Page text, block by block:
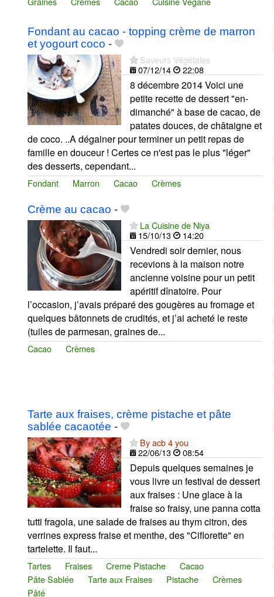
Fondant au cacao - topping crème de marron
et yogourt coco -
Saveurs Végétales
07/12/14
22:08
8 décembre 2014 Voici une
petite recette de dessert "en-
dimanché" à base de cacao, de
patates douces, de châtaigne et
de coco. ..A dégainer pour terminer un petit repas de
famille en douceur ! Certes ce n'est pas le plus "léger"
des desserts, cependant...
Fondant Marron Cacao Crèmes
Crème au cacao -
La Cuisine de Niya
15/10/13
14:20
Vendredi soir dernier, nous
recevions à la maison notre
ancienne voisine pour un petit
apéritif dînatoire. Pour
l’occasion, j’avais préparé des gougères au fromage et
quelques bâtonnets de crudités, et j’ai acheté le reste
(tuiles de parmesan, graines de...
Cacao Crèmes
Tarte aux fraises, crème pistache et pâte
sablée cacaotée -
By acb 4 you
22/06/13
08:54
Depuis quelques semaines je
vous livre un festival de dessert
aux fraises : Une glace à la
fraise so fraisy, une panna cotta
tutti fragola, une salade de fraises au thym citron, des
verrines express fraise et menthe, des "Ciflorette" en
tartelette. Il faut...
Tartes Fraises Creme Pistache
Cacao
Pâte Sablée
Tarte aux Fraises Pistache
Crèmes
Pâté